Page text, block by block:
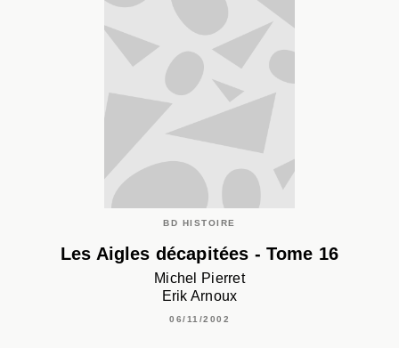
BD HISTOIRE
Les Aigles décapitées - Tome 16
Michel Pierret
Erik Arnoux
06/11/2002